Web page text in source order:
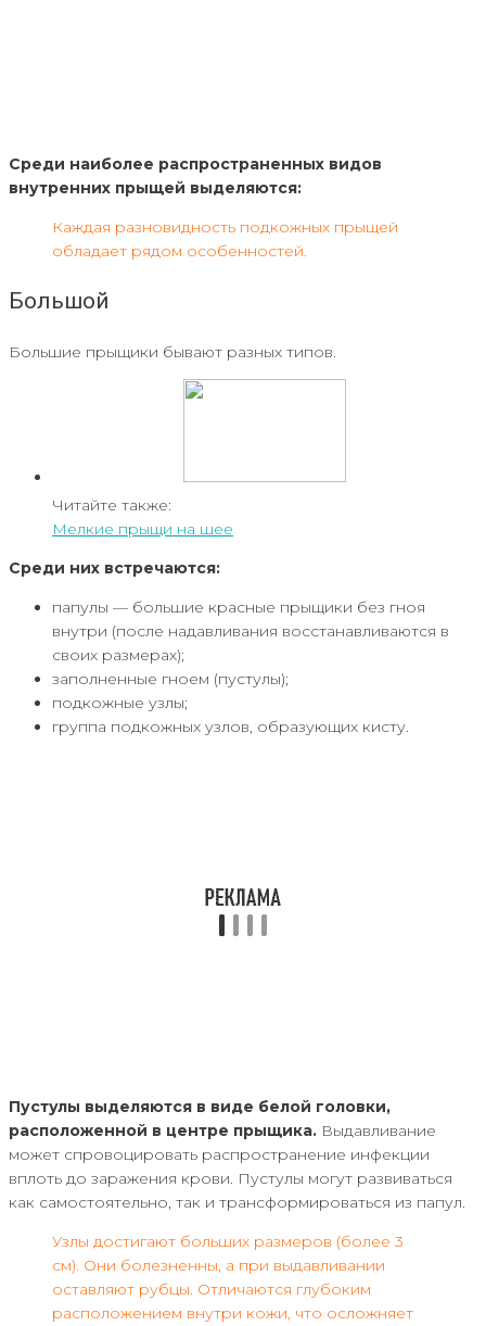
Среди наиболее распространенных видов
внутренних прыщей выделяются:
Каждая разновидность подкожных прыщей
обладает рядом особенностей.
Большой
Большие прыщики бывают разных типов.
Читайте также:
Мелкие прыщи на шее
Среди них встречаются:
папулы — большие красные прыщики без гноя
внутри (после надавливания восстанавливаются в
своих размерах);
заполненные гноем (пустулы);
подкожные узлы;
группа подкожных узлов, образующих кисту.
Пустулы выделяются в виде белой головки,
расположенной в центре прыщика. Выдавливание
может спровоцировать распространение инфекции
вплоть до заражения крови. Пустулы могут развиваться
как самостоятельно, так и трансформироваться из папул.
Узлы достигают больших размеров (более 3
см). Они болезненны, а при выдавливании
оставляют рубцы. Отличаются глубоким
расположением внутри кожи, что осложняет